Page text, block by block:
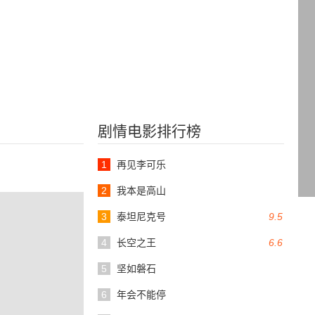
剧情电影排行榜
1 再见李可乐
2 我本是高山
9.5
3 泰坦尼克号
6.6
4 长空之王
5 坚如磐石
6 年会不能停